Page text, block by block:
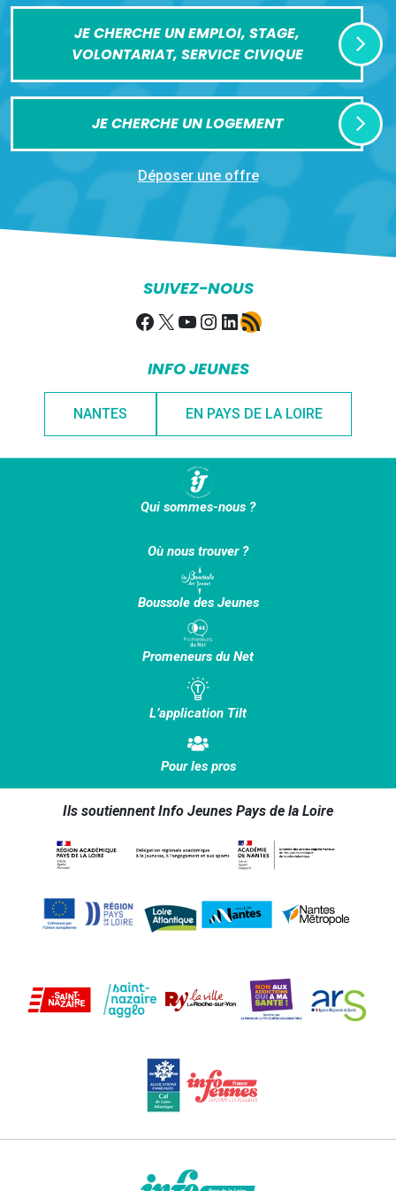
JE CHERCHE UN EMPLOI, STAGE,
VOLONTARIAT, SERVICE CIVIQUE
JE CHERCHE UN LOGEMENT
Déposer une offre
SUIVEZ-NOUS
Facebook
X YouTube
Instagram
LinkedIn
Flux RSS
INFO JEUNES
NANTES EN PAYS DE LA LOIRE
Qui sommes-nous ?
Où nous trouver ?
Boussole des Jeunes
Promeneurs du Net
L’application Tilt
Pour les pros
Ils soutiennent Info Jeunes Pays de la Loire